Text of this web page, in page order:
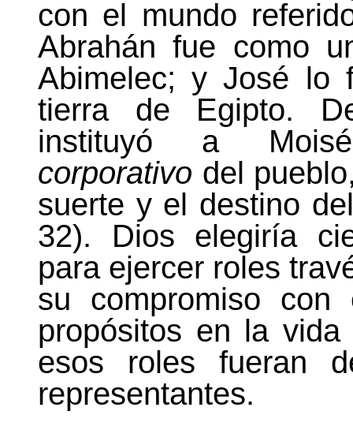
con el mundo
Abrahán fue como
Abimelec; y José lo
tierra de Egipto.
instituyó a
corporativo del
suerte y el destino
32). Dios elegiría
para ejercer roles
su compromiso
propósitos en la
esos roles fueran
representantes.